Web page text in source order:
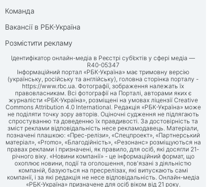
Команда
Вакансії в РБК-Україна
Розмістити рекламу
Ідентифікатор онлайн-медіа в Реєстрі суб’єктів у сфері медіа —
R40-05347
Інформаційний портал «РБК-Україна» має тримовну версію
(українську, російську та англійську), головна сторінка порталу -
https://www.rbc.ua. Фотографії, зображення належать їх
правовласникам. Всі фотографії на Порталі, авторами яких є
журналісти «РБК-Україна», розміщені на умовах ліцензії Creative
Commons Attribution 4.0 International. Редакція «РБК-Україна» може
не поділяти точку зору авторів. Оціночні судження не підлягають
спростуванню та доведенню їх правдивості. За достовірність та
зміст реклами відповідальність несе рекламодавець. Матеріали,
позначені плашкою: «Прес-релізи», «Спецпроект», «Партнерський
матеріал», «Promo», «Благодійність», «Резонанс» розміщуються на
правах реклами і призначені, як правило, для осіб, які досягли 21-
річного віку. «Новини компанії» - це інформаційний формат, що
охоплює новини, події та оголошення, пов'язані з діяльністю
компаній, базуються на пресрелізах, які випускають самі
компанії, і за які редакція не несе відповідальність. Онлайн-медіа
«РБК-Україна» призначене для осіб віком від 21 року.